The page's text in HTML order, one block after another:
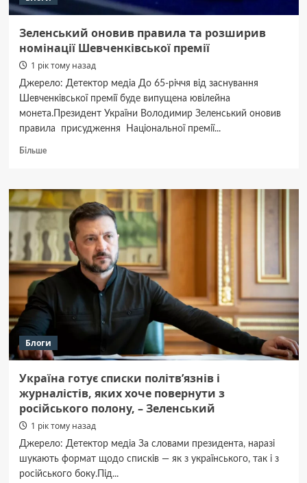
Зеленський оновив правила та розширив
номінації Шевченківської премії
1 рік тому назад
Джерело: Детектор медіа До 65-річчя від заснування
Шевченківської премії буде випущена ювілейна
монета.Президент України Володимир Зеленський оновив
правила присудження Національної премії...
БільшеДокладніше
оновив
правила
та
розширив
номінації
Шевченківської
премії
Блоги
Україна готує списки політв’язнів і
журналістів, яких хоче повернути з
російського полону, – Зеленський
1 рік тому назад
Джерело: Детектор медіа За словами президента, наразі
шукають формат щодо списків — як з українського, так і з
російського боку.Під...